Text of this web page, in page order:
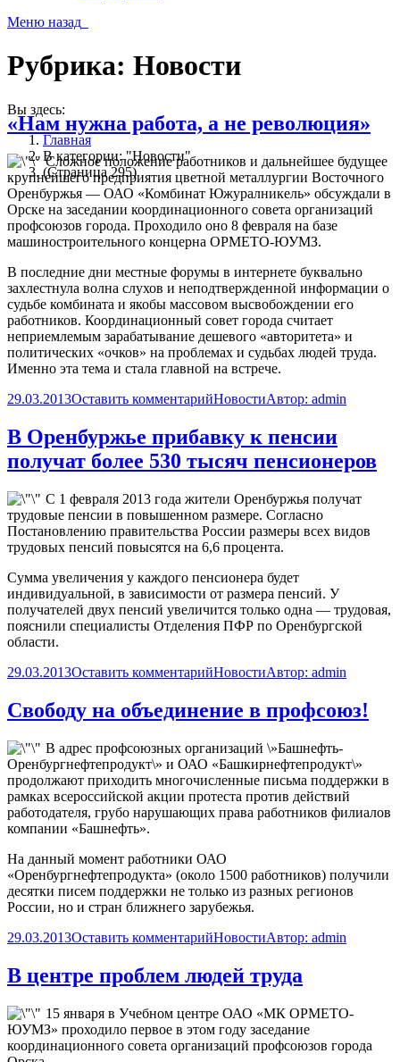
Меню назад
Рубрика: Новости
Вы здесь:
Главная
В категории: "Новости"
(Страница 295)
«Нам нужна работа, а не революция»
Сложное положение работников и дальнейшее будущее
крупнейшего предприятия цветной металлургии Восточного
Оренбуржья — ОАО «Комбинат Южуралникель» обсуждали в
Орске на заседании координационного совета организаций
профсоюзов города. Проходило оно 8 февраля на базе
машиностроительного концерна ОРМЕТО-ЮУМЗ.
В последние дни местные форумы в интернете буквально
захлестнула волна слухов и неподтвержденной информации о
судьбе комбината и якобы массовом высвобождении его
работников. Координационный совет города считает
неприемлемым зарабатывание дешевого «авторитета» и
политических «очков» на проблемах и судьбах людей труда.
Именно эта тема и стала главной на встрече.
29.03.2013Оставить комментарийНовостиАвтор: admin
В Оренбуржье прибавку к пенсии
получат более 530 тысяч пенсионеров
С 1 февраля 2013 года жители Оренбуржья получат
трудовые пенсии в повышенном размере. Согласно
Постановлению правительства России размеры всех видов
трудовых пенсий повысятся на 6,6 процента.
Сумма увеличения у каждого пенсионера будет
индивидуальной, в зависимости от размера пенсий. У
получателей двух пенсий увеличится только одна — трудовая,
пояснили специалисты Отделения ПФР по Оренбургской
области.
29.03.2013Оставить комментарийНовостиАвтор: admin
Свободу на объединение в профсоюз!
В адрес профсоюзных организаций \»Башнефть-
Оренбургнефтепродукт\» и ОАО «Башкирнефтепродукт\»
продолжают приходить многочисленные письма поддержки в
рамках всероссийской акции протеста против действий
работодателя, грубо нарушающих права работников филиалов
компании «Башнефть».
На данный момент работники ОАО
«Оренбургнефтепродукта» (около 1500 работников) получили
десятки писем поддержки не только из разных регионов
России, но и стран ближнего зарубежья.
29.03.2013Оставить комментарийНовостиАвтор: admin
В центре проблем людей труда
15 января в Учебном центре ОАО «МК ОРМЕТО-
ЮУМЗ» проходило первое в этом году заседание
координационного совета организаций профсоюзов города